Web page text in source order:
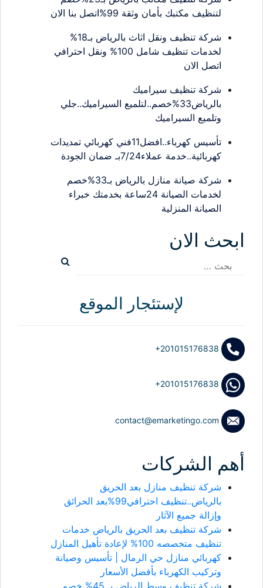
لتنظيف مكتبك بأمان وثقة 99%اتصل بنا الان
شركة تنظيف ونقل اثاث بالرياض بـ18%
لخدمات تنظيف شامل 100% ونقل احترافي
اتصل الان
شركة تنظيف سيراميك
بالرياض33%خصم..لتلميع السيراميك..جلي
وتلميع السيراميك
تأسيس كهرباء..افضل11فني كهربائي تمديدات
كهربائية..خدمة عملاء7/24بـ ضمان الجودة
شركة صيانة منازل بالرياض بـ33%خصم
لخدمات الصيانة 24ساعة بخدمتك خبراء
الصيانة المنزلية
ابحث الان
البحث
لإستئجار الموقع
+201015176838
+201015176838
contact@emarketingo.com
أهم الشركات
شركة تنظيف منازل بعد الحريق
بالرياض..تنظيف احترافي99%بعد الحرائق
وإزالة جميع الآثار
شركة تنظيف بعد الحريق بالرياض خدمات
تنظيف متخصصه 100% لإعادة تأهيل المنازل
كهربائي منازل حي الرمال | تأسيس وصيانة
وتركيب الكهرباء بأفضل الأسعار
شركة تنظيف وسط الرياض بـ 45% خصم